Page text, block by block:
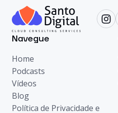
Navegue
Home
Podcasts
Vídeos
Blog
Política de Privacidade e